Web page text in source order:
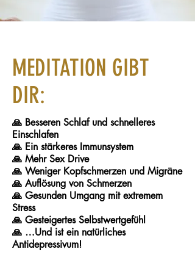
MEDITATION GIBT
DIR:
🙏 Besseren Schlaf und schnelleres
Einschlafen
🙏 Ein stärkeres Immunsystem
🙏 Mehr Sex Drive
🙏 Weniger Kopfschmerzen und Migräne
🙏 Auflösung von Schmerzen
🙏 Gesunden Umgang mit extremem
Stress
🙏 Gesteigertes Selbstwertgefühl
🙏 …Und ist ein natürliches
Antidepressivum!